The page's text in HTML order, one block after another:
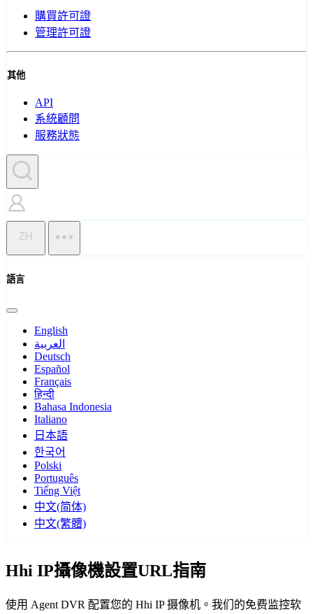
購買許可證
管理許可證
其他
API
系統顧問
服務狀態
ZH
語言
English
العربية
Deutsch
Español
Français
हिन्दी
Bahasa Indonesia
Italiano
日本語
한국어
Polski
Português
Tiếng Việt
中文(简体)
中文(繁體)
Hhi IP攝像機設置URL指南
使用 Agent DVR 配置您的 Hhi IP 摄像机。我们的免费监控软